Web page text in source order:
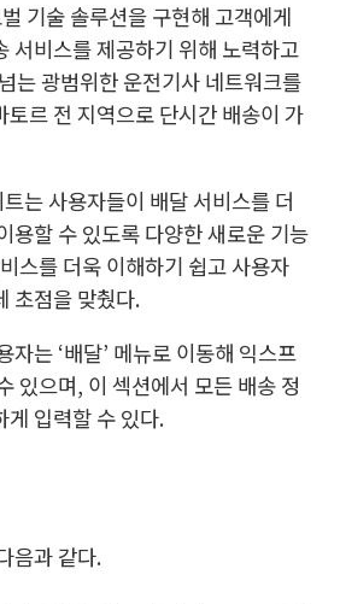
기술 솔루션을 구현해 고객에게
서비스를 제공하기 위해 노력하고
는 광범위한 운전기사 네트워크를
토르 전 지역으로 단시간 배송이 가
는 사용자들이 배달 서비스를 더
용할 수 있도록 다양한 새로운 기능
스를 더욱 이해하기 쉽고 사용자
초점을 맞췄다.
자는 ‘배달’ 메뉴로 이동해 익스프
있으며, 이 섹션에서 모든 배송 정
게 입력할 수 있다.
음과 같다.